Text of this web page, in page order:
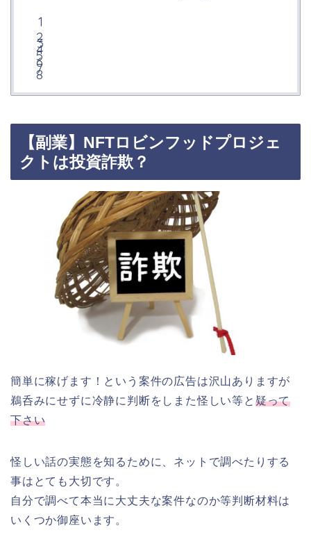
【副業】NFTロビンフッドプロジェ
クトは投資詐欺？
簡単に稼げます！という案件の広告は沢山ありますが
鵜呑みにせずに冷静に判断をしまた怪しい等と 疑って
下さい
怪しい話の実態を知るために、ネットで調べたりする
事はとても大切です。
自分で調べて本当に大丈夫な案件なのか等判断材料は
いくつか御座います。